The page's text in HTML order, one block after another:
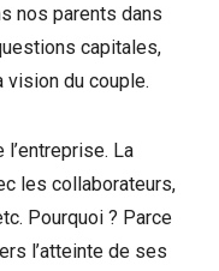
nos parents dans
capitales,
du couple.
l’entreprise. La
les collaborateurs,
Pourquoi ? Parce
l’atteinte de ses